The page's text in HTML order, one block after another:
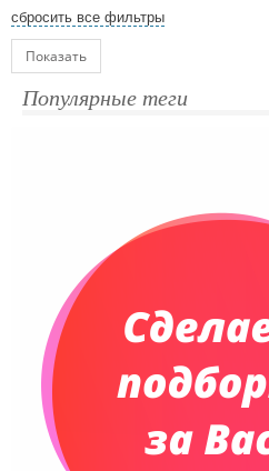
сбросить все фильтры
Показать
Популярные теги